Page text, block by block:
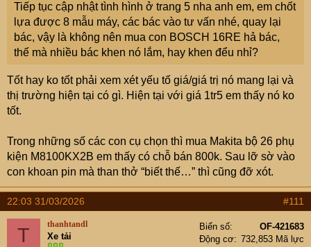
Tiếp tục cập nhật tình hình ở trang 5 nha anh em, em chốt
lựa được 8 mẫu máy, các bác vào tư vấn nhé, quay lại
bác, vậy là không nên mua con BOSCH 16RE hả bác,
thế mà nhiều bác khen nó lắm, hay khen đểu nhỉ?
Tốt hay ko tốt phải xem xét yếu tố giá/giá trị nó mang lại và
thị trường hiện tại có gì. Hiện tại với giá 1tr5 em thấy nó ko
tốt.
Trong những số các con cụ chọn thì mua Makita bộ 26 phụ
kiện M8100KX2B em thấy có chỗ bán 800k. Sau lỡ sờ vào
con khoan pin mà than thở “biết thế…” thì cũng đỡ xót.
22:03 31/03/2026 #111
T thanhtandl
Xe tải
Biển số
OF-421683
Động cơ
732,853 Mã lực